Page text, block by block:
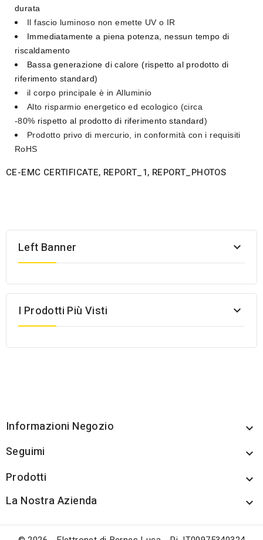
durata
Il fascio luminoso non emette UV o IR
Immediatamente a piena potenza, nessun tempo di
riscaldamento
Bassa generazione di calore (rispetto al prodotto di
riferimento standard)
il corpo principale è in Alluminio
Alto risparmio energetico ed ecologico (circa
-80% rispetto al prodotto di riferimento standard)
Prodotto privo di mercurio, in conformità con i requisiti
RoHS
CE-EMC CERTIFICATE, REPORT_1, REPORT_PHOTOS
Left Banner 
I Prodotti Più Visti 
Informazioni Negozio 
Seguimi 
Prodotti 
La Nostra Azienda 